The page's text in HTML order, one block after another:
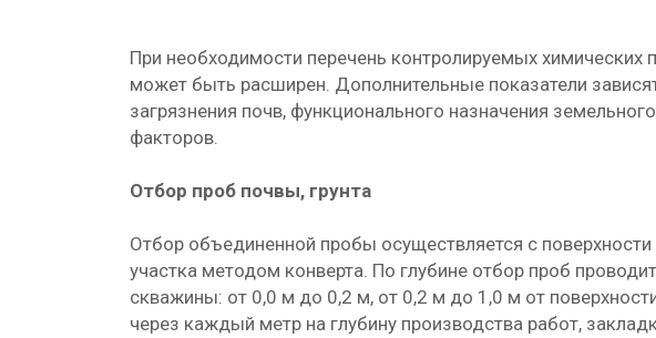
При необходимости перечень контролируемых химических
может быть расширен. Дополнительные показатели
загрязнения почв, функционального назначения
факторов.
Отбор проб почвы, грунта
Отбор объединенной пробы осуществляется с
участка методом конверта. По глубине отбор проб
скважины: от 0,0 м до 0,2 м, от 0,2 м до 1,0 м от
через каждый метр на глубину производства работ,